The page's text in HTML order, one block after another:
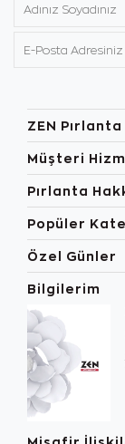
ZEN Pırlanta
Müşteri
Pırlanta
Popüler
Özel Günler
Bilgilerim